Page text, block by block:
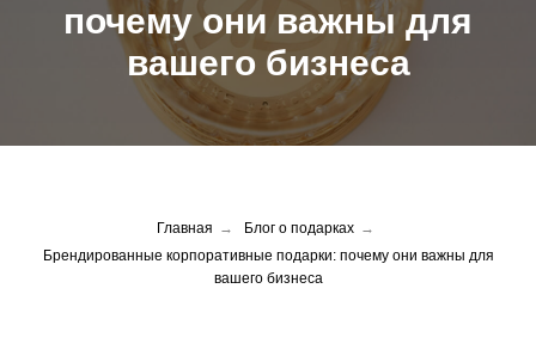
почему они важны для
вашего бизнеса
Главная → Блог о подарках →
Брендированные корпоративные подарки: почему они важны для
вашего бизнеса